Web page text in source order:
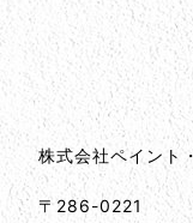
会社情報とサイ
会社情報
株式会社ペイント
〒286-0221